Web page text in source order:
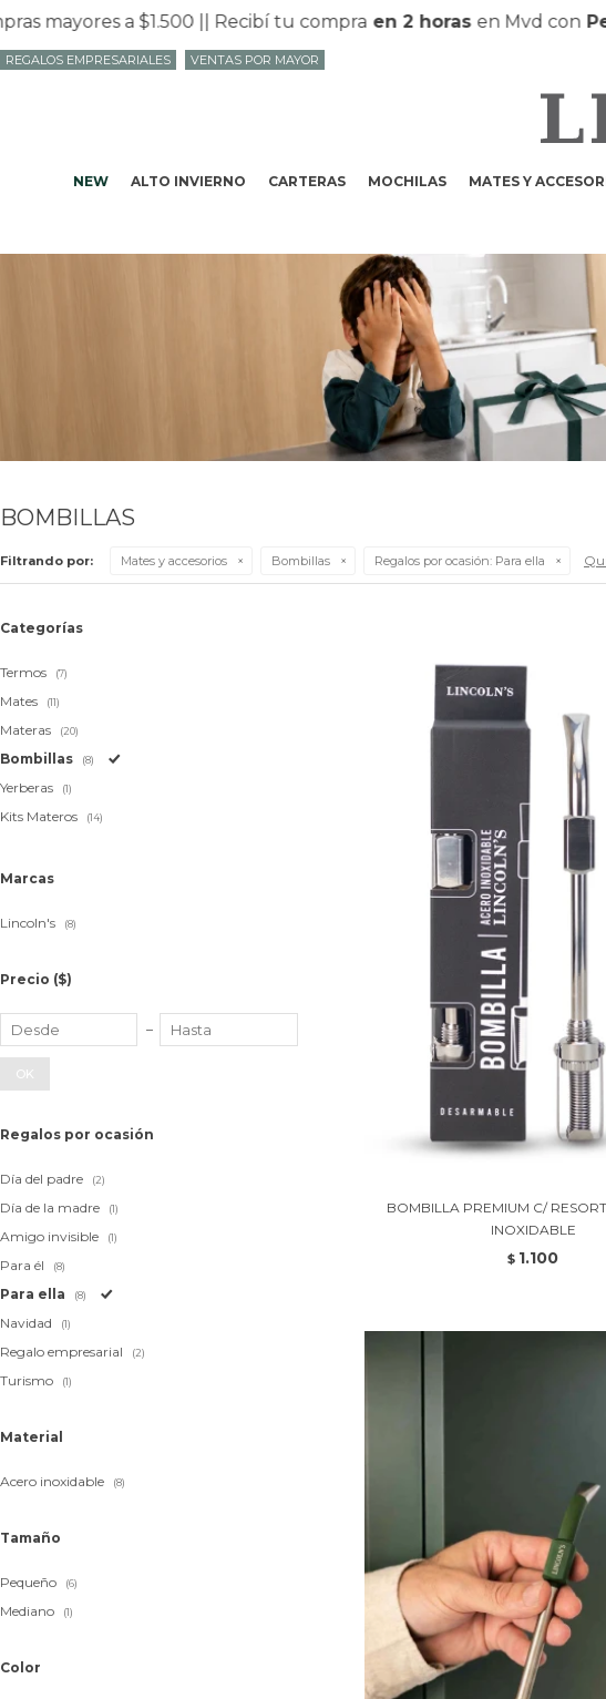
a $1.500 || Recibí tu compraen 2 horasen Mvd con
NEW ALTO INVIERNO CARTERAS MOCHILAS MATES Y
REGALOS EMPRESARIALES VENTAS POR MAYOR
BOMBILLAS
Filtrando por: Mates y accesorios Bombillas Regalos por ocasión: Para ella
BOMBILLA PREMIUM C/
INOXIDABLE
$ 1.100
Categorías
Termos (7)
Mates (11)
Materas (20)
Bombillas (8)
Yerberas (1)
Kits Materos (14)
Marcas
Lincoln's (8)
Precio ($)
OK
Regalos por ocasión
Día del padre (2)
Día de la madre (1)
Amigo invisible (1)
Para él (8)
Para ella (8)
Navidad (1)
Regalo empresarial (2)
Turismo (1)
Material
Acero inoxidable (8)
Tamaño
Pequeño (6)
Mediano (1)
Color